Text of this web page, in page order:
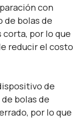
con
de bolas de
por lo que
reducir el costo
de
bolas de
por lo que